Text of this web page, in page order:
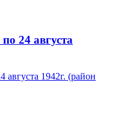
24 августа